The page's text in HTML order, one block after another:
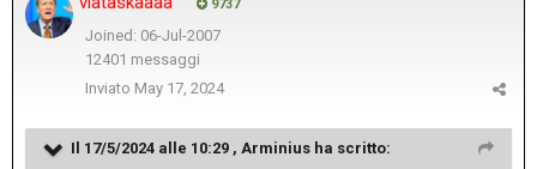
9737
Joined: 06-Jul-2007
12401 messaggi
Inviato May 17, 2024
Il 17/5/2024 alle 10:29 , Arminius ha scritto: